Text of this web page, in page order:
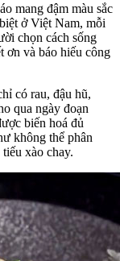
mang đậm màu sắc
ở Việt Nam, mỗi
chọn cách sống
ơn và báo hiếu công
có rau, đậu hũ,
qua ngày đoạn
biến hoá đủ
không thể phân
xào chay.